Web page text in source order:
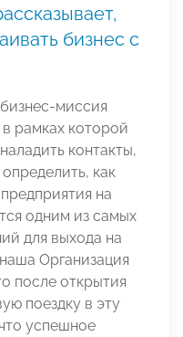
бизнес с
миссия
рамках которой
контакты,
как
на
одним из самых
для выхода на
Организация
после открытия
поездку в эту
успешное